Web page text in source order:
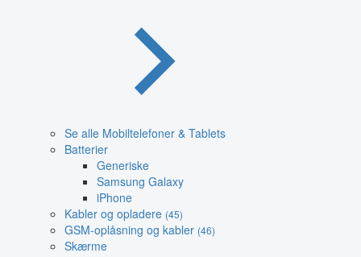
Se alle Mobiltelefoner & Tablets
Batterier
Generiske
Samsung Galaxy
iPhone
Kabler og opladere (45)
GSM-oplåsning og kabler (46)
Skærme